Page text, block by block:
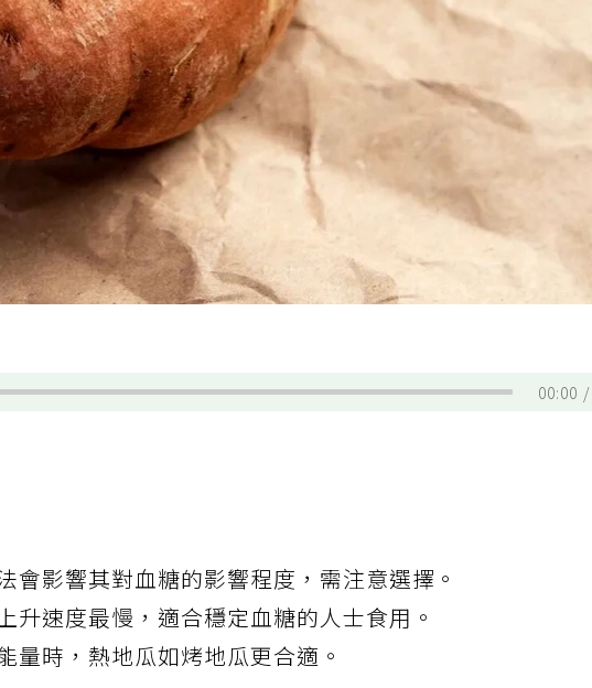
00:00
會影響其對血糖的影響程度，需注意選擇。
升速度最慢，適合穩定血糖的人士食用。
量時，熱地瓜如烤地瓜更合適。